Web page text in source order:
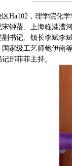
区Ha102，理学院化
钟蓓、上海临港漕
书记、镇长李斌李
家级工艺师鲍伊南
邢菲菲主持。